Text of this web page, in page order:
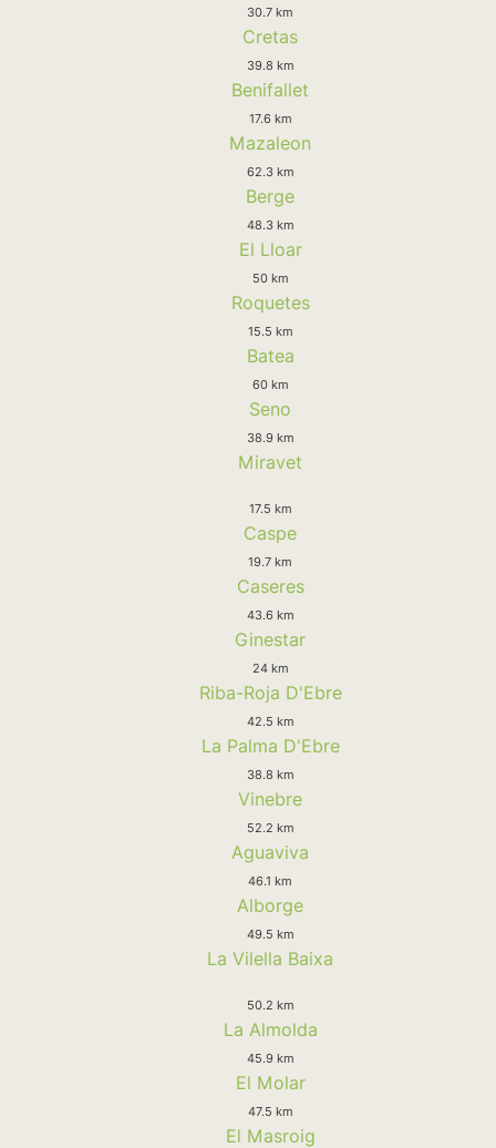
30.7 km
Cretas
39.8 km
Benifallet
17.6 km
Mazaleon
62.3 km
Berge
48.3 km
El Lloar
50 km
Roquetes
15.5 km
Batea
60 km
Seno
38.9 km
Miravet
17.5 km
Caspe
19.7 km
Caseres
43.6 km
Ginestar
24 km
Riba-Roja D'Ebre
42.5 km
La Palma D'Ebre
38.8 km
Vinebre
52.2 km
Aguaviva
46.1 km
Alborge
49.5 km
La Vilella Baixa
50.2 km
La Almolda
45.9 km
El Molar
47.5 km
El Masroig